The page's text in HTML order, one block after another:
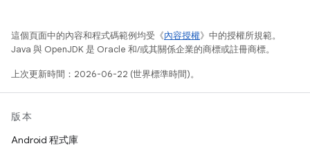
這個頁面中的內容和程式碼範例均受《內容授權》中的授權所規範。
Java 與 OpenJDK 是 Oracle 和/或其關係企業的商標或註冊商標。
上次更新時間：2026-06-22 (世界標準時間)。
版本
Android 程式庫